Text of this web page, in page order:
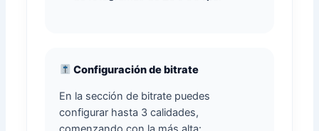
Configuración de bitrate
En la sección de bitrate puedes
configurar hasta 3 calidades,